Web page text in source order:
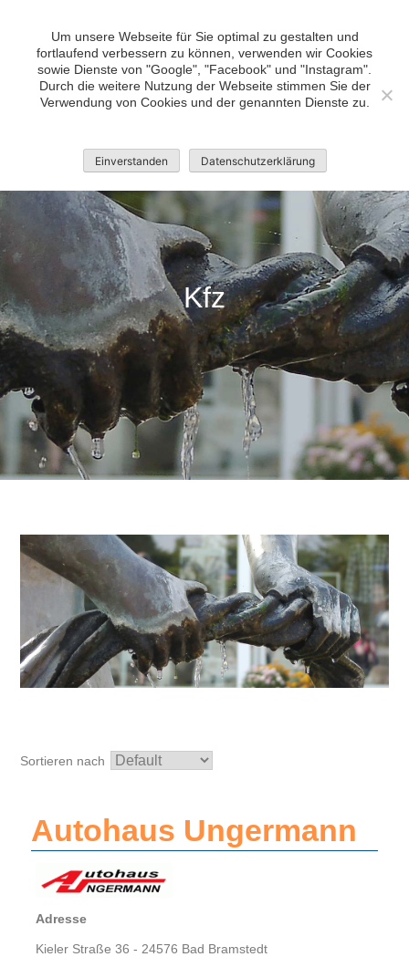
content
bvv Bad Bramstedt •
Wir tun was, mach doch mit!
Kfz
Sortieren nach
Autohaus Ungermann
Adresse
Kieler Straße 36 - 24576 Bad Bramstedt
Um unsere Webseite für Sie optimal zu gestalten und
fortlaufend verbessern zu können, verwenden wir Cookies
sowie Dienste von "Google", "Facebook" und "Instagram".
Durch die weitere Nutzung der Webseite stimmen Sie der
Verwendung von Cookies und der genannten Dienste zu.
Einverstanden Datenschutzerklärung